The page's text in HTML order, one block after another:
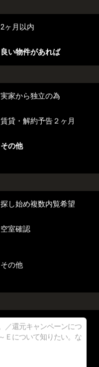
2ヶ月以内
良い物件があれば
実家から独立の為
賃貸・解約予告２ヶ月
その他
探し始め複数内覧希望
空室確認
その他